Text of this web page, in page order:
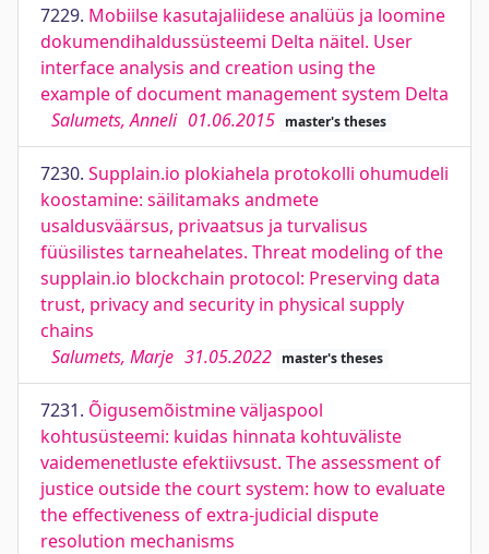
7229. Mobiilse kasutajaliidese analüüs ja loomine
dokumendihaldussüsteemi Delta näitel. User
interface analysis and creation using the
example of document management system Delta
Salumets, Anneli 01.06.2015 master's theses
7230. Supplain.io plokiahela protokolli ohumudeli
koostamine: säilitamaks andmete
usaldusväärsus, privaatsus ja turvalisus
füüsilistes tarneahelates. Threat modeling of the
supplain.io blockchain protocol: Preserving data
trust, privacy and security in physical supply
chains
Salumets, Marje 31.05.2022 master's theses
7231. Õigusemõistmine väljaspool
kohtusüsteemi: kuidas hinnata kohtuväliste
vaidemenetluste efektiivsust. The assessment of
justice outside the court system: how to evaluate
the effectiveness of extra-judicial dispute
resolution mechanisms